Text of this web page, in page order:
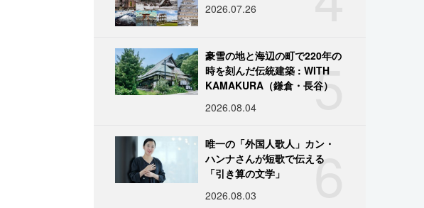
2026.07.26
5
豪雪の地と海辺の町で220年の
時を刻んだ伝統建築 : WITH
KAMAKURA（鎌倉・長谷）
2026.08.04
6
唯一の「外国人歌人」カン・
ハンナさんが短歌で伝える
「引き算の文学」
2026.08.03